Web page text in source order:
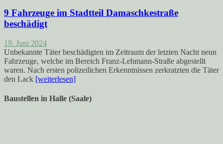
9 Fahrzeuge im Stadtteil Damaschkestraße
beschädigt
19. Juni 2024
Unbekannte Täter beschädigten im Zeitraum der letzten Nacht neun
Fahrzeuge, welche im Bereich Franz-Lehmann-Straße abgestellt
waren. Nach ersten polizeilichen Erkenntnissen zerkratzten die Täter
den Lack [weiterlesen]
Baustellen in Halle (Saale)